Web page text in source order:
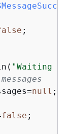
;
"Waiting
null ;
false ;